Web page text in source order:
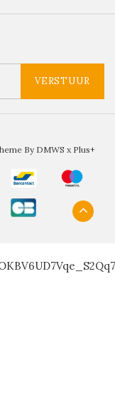
VERSTUUR
By DMWS x Plus+